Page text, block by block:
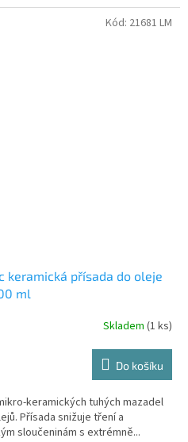
keramická přísada do oleje
ml
Skladem (1 ks)
Do košíku
keramických tuhých mazadel
Přísada snižuje tření a
sloučeninám s extrémně...
Kód: 21681 LM